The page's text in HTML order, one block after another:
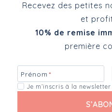
Recevez des petites
et
10% de remise
première
Prénom *
Je m’inscris à la newsletter